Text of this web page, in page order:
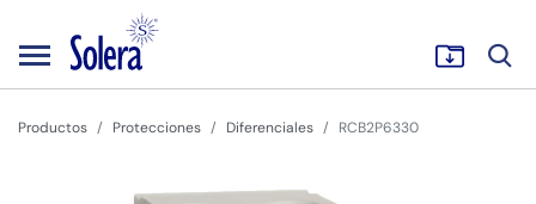
Productos Protecciones Diferenciales RCB2P6330